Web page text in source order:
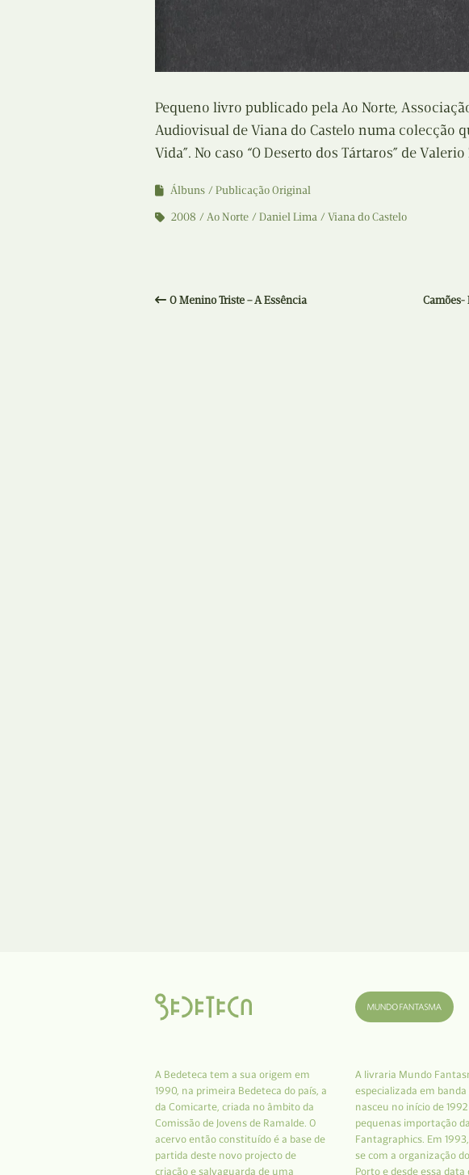
Pequeno livro publicado pela Ao Norte,
Audiovisual de Viana do Castelo numa colecção
Vida”. No caso “O Deserto dos Tártaros” de
Álbuns
Publicação Original
2008
Ao Norte Daniel Lima Viana do Castelo
O Menino Triste – A Essência Camões-
A Bedeteca tem a sua origem em
1990, na primeira Bedeteca do país, a
da Comicarte, criada no âmbito da
Comissão de Jovens de Ramalde. O
acervo então constituído é a base de
partida deste novo projecto de
criação e salvaguarda de uma
A livraria Mundo
especializada em banda
nasceu no início de
pequenas importação da
Fantagraphics. Em
se com a organização
Porto e desde essa data